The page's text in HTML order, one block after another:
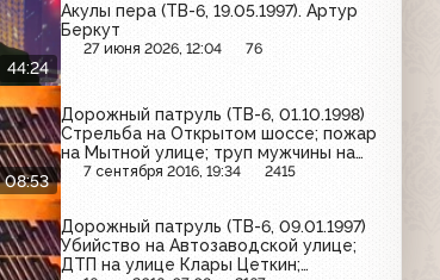
44:24
Акулы пера (ТВ-6, 19.05.1997). Артур
Беркут
27 июня 2026, 12:04 76
08:53
Дорожный патруль (ТВ-6, 01.10.1998)
Стрельба на Открытом шоссе; пожар
на Мытной улице; труп мужчины на
улице Менжинского
7 сентября 2016, 19:34 2415
Дорожный патруль (ТВ-6, 09.01.1997)
Убийство на Автозаводской улице;
ДТП на улице Клары Цеткин;